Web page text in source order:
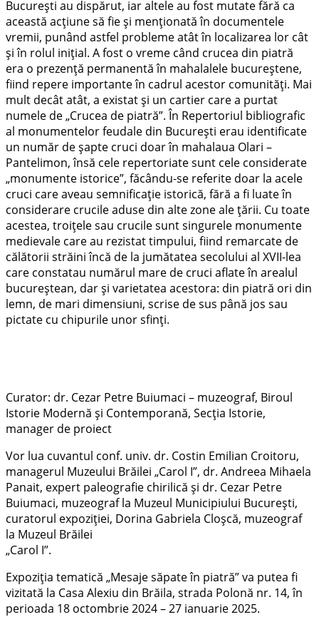
București au dispărut, iar altele au fost mutate fără ca
această acțiune să fie și menționată în documentele
vremii, punând astfel probleme atât în localizarea lor cât
și în rolul inițial. A fost o vreme când crucea din piatră
era o prezență permanentă în mahalalele bucureștene,
fiind repere importante în cadrul acestor comunități. Mai
mult decât atât, a existat și un cartier care a purtat
numele de „Crucea de piatră”. În Repertoriul bibliografic
al monumentelor feudale din București erau identificate
un număr de şapte cruci doar în mahalaua Olari –
Pantelimon, însă cele repertoriate sunt cele considerate
„monumente istorice”, făcându-se referite doar la acele
cruci care aveau semnificație istorică, fără a fi luate în
considerare crucile aduse din alte zone ale țării. Cu toate
acestea, troițele sau crucile sunt singurele monumente
medievale care au rezistat timpului, fiind remarcate de
călătorii străini încă de la jumătatea secolului al XVII-lea
care constatau numărul mare de cruci aflate în arealul
bucureștean, dar și varietatea acestora: din piatră ori din
lemn, de mari dimensiuni, scrise de sus până jos sau
pictate cu chipurile unor sfinți.
Curator: dr. Cezar Petre Buiumaci – muzeograf, Biroul
Istorie Modernă și Contemporană, Secția Istorie,
manager de proiect
Vor lua cuvantul conf. univ. dr. Costin Emilian Croitoru,
managerul Muzeului Brăilei „Carol I”, dr. Andreea Mihaela
Panait, expert paleografie chirilică și dr. Cezar Petre
Buiumaci, muzeograf la Muzeul Municipiului București,
curatorul expoziţiei, Dorina Gabriela Cloşcă, muzeograf
la Muzeul Brăilei
„Carol I”.
Expoziția tematică „Mesaje săpate în piatră” va putea fi
vizitată la Casa Alexiu din Brăila, strada Polonă nr. 14, în
perioada 18 octombrie 2024 – 27 ianuarie 2025.